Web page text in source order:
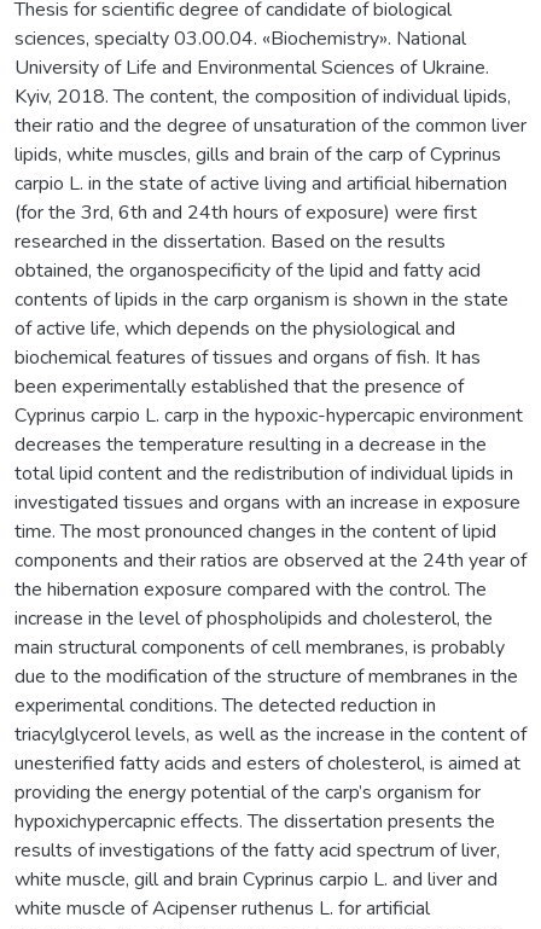
Thesis for scientific degree of candidate of biological
sciences, specialty 03.00.04. «Biochemistry». National
University of Life and Environmental Sciences of Ukraine.
Kyiv, 2018. The content, the composition of individual lipids,
their ratio and the degree of unsaturation of the common liver
lipids, white muscles, gills and brain of the carp of Cyprinus
carpio L. in the state of active living and artificial hibernation
(for the 3rd, 6th and 24th hours of exposure) were first
researched in the dissertation. Based on the results
obtained, the organospecificity of the lipid and fatty acid
contents of lipids in the carp organism is shown in the state
of active life, which depends on the physiological and
biochemical features of tissues and organs of fish. It has
been experimentally established that the presence of
Cyprinus carpio L. carp in the hypoxic-hypercapic environment
decreases the temperature resulting in a decrease in the
total lipid content and the redistribution of individual lipids in
investigated tissues and organs with an increase in exposure
time. The most pronounced changes in the content of lipid
components and their ratios are observed at the 24th year of
the hibernation exposure compared with the control. The
increase in the level of phospholipids and cholesterol, the
main structural components of cell membranes, is probably
due to the modification of the structure of membranes in the
experimental conditions. The detected reduction in
triacylglycerol levels, as well as the increase in the content of
unesterified fatty acids and esters of cholesterol, is aimed at
providing the energy potential of the carp’s organism for
hypoxichypercapnic effects. The dissertation presents the
results of investigations of the fatty acid spectrum of liver,
white muscle, gill and brain Cyprinus carpio L. and liver and
white muscle of Acipenser ruthenus L. for artificial